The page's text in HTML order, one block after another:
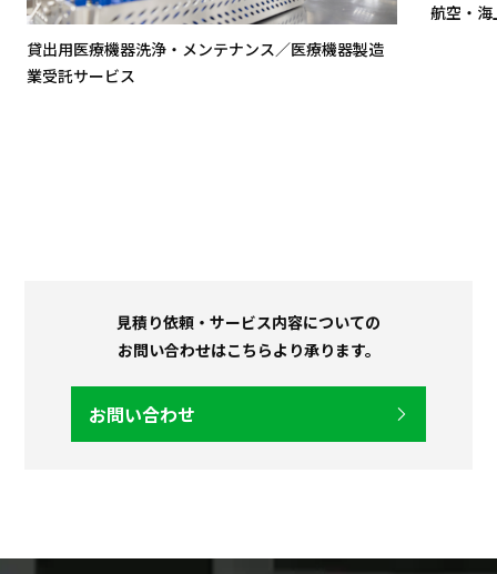
貸出用医療機器洗浄・メンテナンス／医療機器製造
業受託サービス
航空・
見積り依頼・サービス内容についての
お問い合わせはこちらより承ります。
お問い合わせ